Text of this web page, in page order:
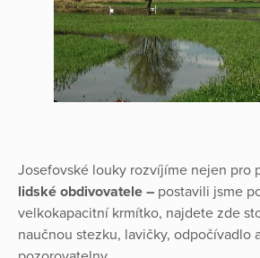
Josefovské louky rozvíjíme nejen pro
lidské obdivovatele – postavili jsme
velkokapacitní krmítko, najdete zde
naučnou stezku, lavičky, odpočívadlo